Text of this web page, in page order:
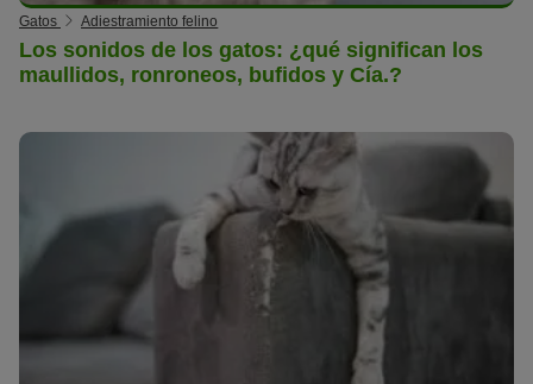
Gatos Adiestramiento felino
Los sonidos de los gatos: ¿qué significan los
maullidos, ronroneos, bufidos y Cía.?